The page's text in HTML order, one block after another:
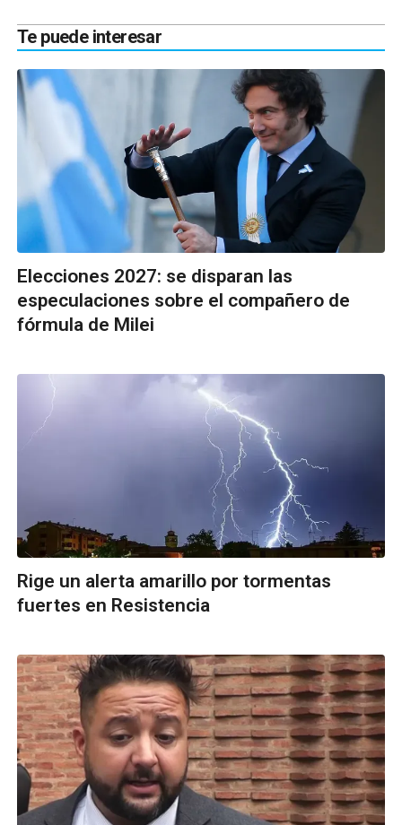
Te puede interesar
Elecciones 2027: se disparan las
especulaciones sobre el compañero de
fórmula de Milei
Rige un alerta amarillo por tormentas
fuertes en Resistencia